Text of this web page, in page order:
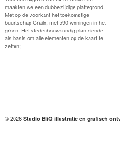
maakten we een dubbelzijdige plattegrond.
Met op de voorkant het toekomstige
buurtschap Crailo, met 590 woningen in het
groen. Het stedenbouwkundig plan diende
als basis om alle elementen op de kaart te
zetten;
© 2026 Studio BliQ illustratie en grafisch